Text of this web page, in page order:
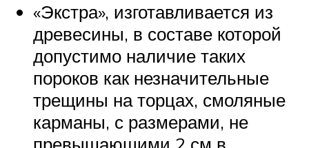
«Экстра», изготавливается из
древесины, в составе которой
допустимо наличие таких
пороков как незначительные
трещины на торцах, смоляные
карманы, с размерами, не